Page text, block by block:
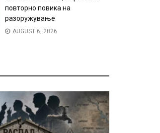
повторно повика на
разоружување
AUGUST 6, 2026